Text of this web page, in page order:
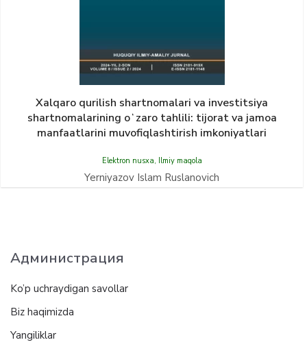
Xalqaro qurilish shartnomalari va investitsiya
shartnomalarining oʻzaro tahlili: tijorat va jamoa
manfaatlarini muvofiqlashtirish imkoniyatlari
Elektron nusxa, Ilmiy maqola
Yerniyazov Islam Ruslanovich
Администрация
Ko’p uchraydigan savollar
Biz haqimizda
Yangiliklar